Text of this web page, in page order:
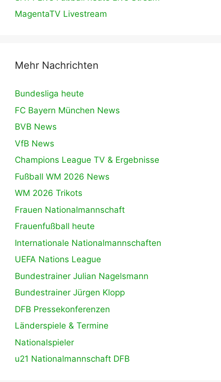
MagentaTV Livestream
Mehr Nachrichten
Bundesliga heute
FC Bayern München News
BVB News
VfB News
Champions League TV & Ergebnisse
Fußball WM 2026 News
WM 2026 Trikots
Frauen Nationalmannschaft
Frauenfußball heute
Internationale Nationalmannschaften
UEFA Nations League
Bundestrainer Julian Nagelsmann
Bundestrainer Jürgen Klopp
DFB Pressekonferenzen
Länderspiele & Termine
Nationalspieler
u21 Nationalmannschaft DFB